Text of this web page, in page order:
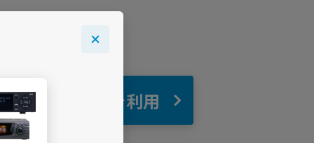
自宅 でBGMを利用